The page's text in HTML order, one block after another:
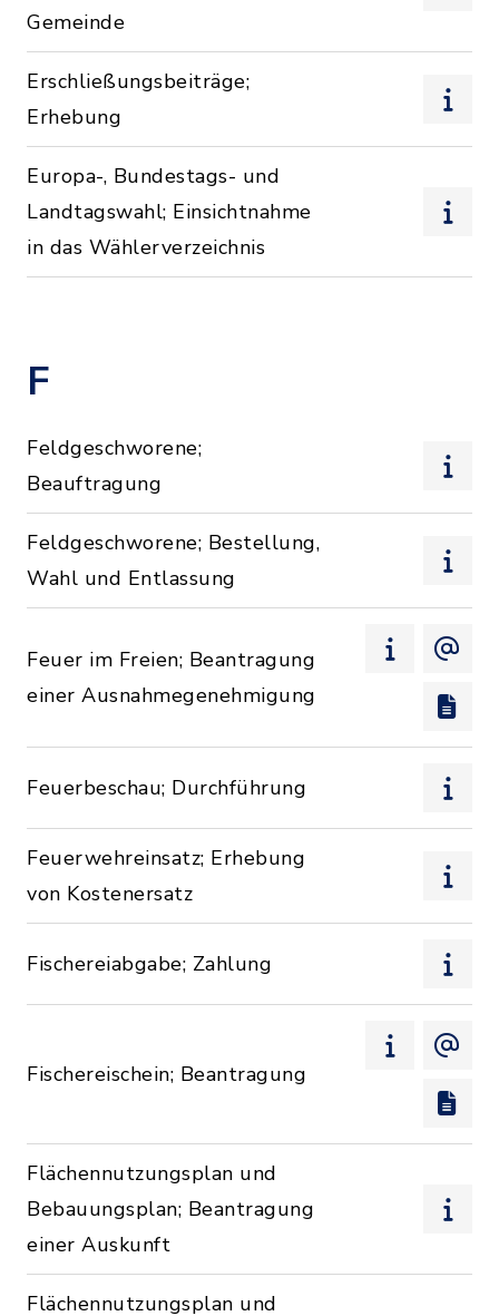
Gemeinde
Erschließungsbeiträge;
Erhebung
Europa-, Bundestags- und
Landtagswahl; Einsichtnahme
in das Wählerverzeichnis
F
Feldgeschworene;
Beauftragung
Feldgeschworene; Bestellung,
Wahl und Entlassung
Feuer im Freien; Beantragung
einer Ausnahmegenehmigung
Feuerbeschau; Durchführung
Feuerwehreinsatz; Erhebung
von Kostenersatz
Fischereiabgabe; Zahlung
Fischereischein; Beantragung
Flächennutzungsplan und
Bebauungsplan; Beantragung
einer Auskunft
Flächennutzungsplan und